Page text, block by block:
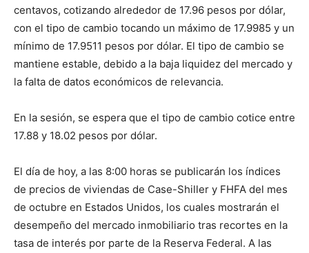
centavos, cotizando alrededor de 17.96 pesos por dólar,
con el tipo de cambio tocando un máximo de 17.9985 y un
mínimo de 17.9511 pesos por dólar. El tipo de cambio se
mantiene estable, debido a la baja liquidez del mercado y
la falta de datos económicos de relevancia.
En la sesión, se espera que el tipo de cambio cotice entre
17.88 y 18.02 pesos por dólar.
El día de hoy, a las 8:00 horas se publicarán los índices
de precios de viviendas de Case-Shiller y FHFA del mes
de octubre en Estados Unidos, los cuales mostrarán el
desempeño del mercado inmobiliario tras recortes en la
tasa de interés por parte de la Reserva Federal. A las